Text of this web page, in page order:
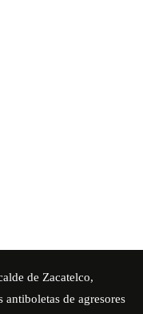
de Zacatelco,
antiboletas de agresores